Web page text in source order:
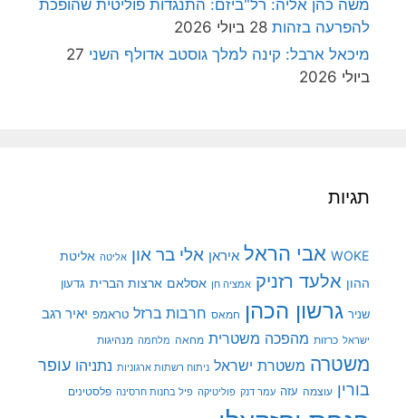
משה כהן אליה: רל"ביזם: התנגדות פוליטית שהופכת
להפרעה בזהות 28 ביולי 2026
מיכאל ארבל: קינה למלך גוסטב אדולף השני 27
ביולי 2026
תגיות
WOKE אבי הראל איראן אלי בר און אליטה אליטת
ההון אלעד רזניק אמציה חן אסלאם ארצות הברית גדעון
שניר גרשון הכהן חמאס חרבות ברזל טראמפ יאיר רגב
ישראל כרזות מהפכה משטרית מחאה מלחמה מנהיגות
משטרה משטרת ישראל ניתוח רשתות ארגוניות נתניהו עופר
בורין עוצמה עזה עמר דנק פוליטיקה פיל בחנות חרסינה פלסטינים